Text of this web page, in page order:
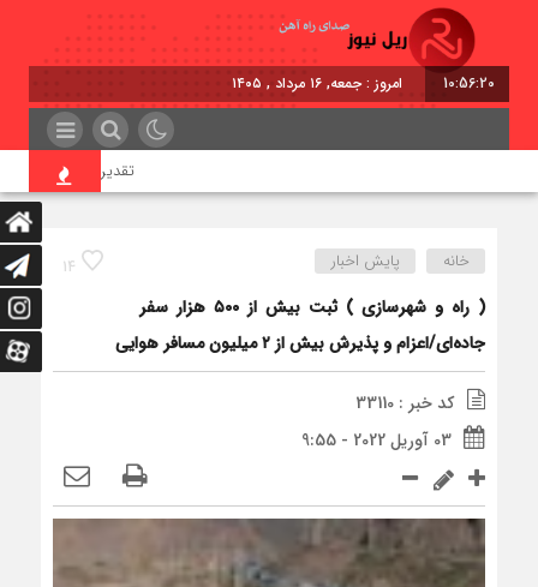
10:56:20 امروز : جمعه, ۱۶ مرداد , ۱۴۰۵
تقدیر معاون اول
14 خانه پایش اخبار
( راه و شهرسازی ) ثبت بیش از ۵۰۰ هزار سفر
جاده‌ای/اعزام و پذیرش بیش از ۲ میلیون مسافر هوایی
کد خبر : 33110
03 آوریل 2022 - 9:55